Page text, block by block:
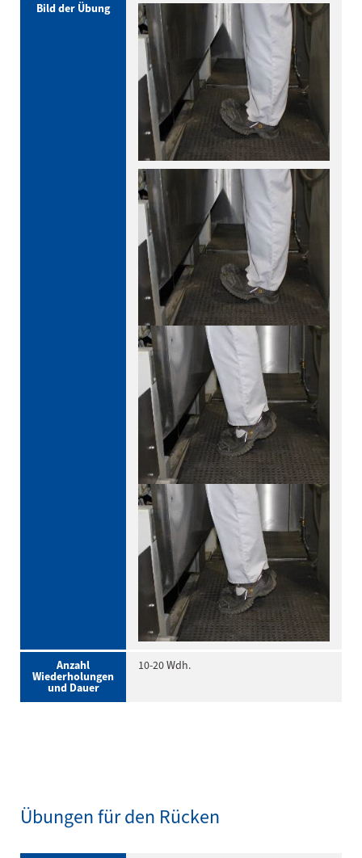
Bild der Übung
Anzahl
Wiederholungen
und Dauer
10-20 Wdh.
Übungen für den Rücken